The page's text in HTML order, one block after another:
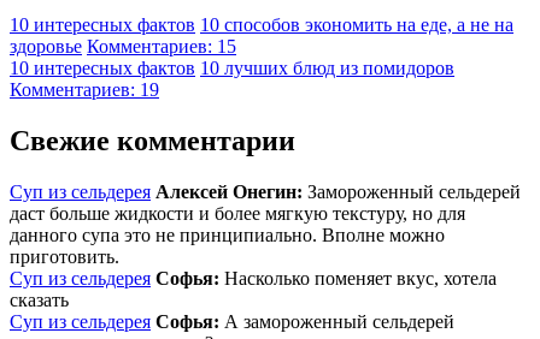
10 интересных фактов 10 способов экономить на еде, а не на
здоровье Комментариев: 15
10 интересных фактов 10 лучших блюд из помидоров
Комментариев: 19
Свежие комментарии
Суп из сельдерея Алексей Онегин: Замороженный сельдерей
даст больше жидкости и более мягкую текстуру, но для
данного супа это не принципиально. Вполне можно
приготовить.
Суп из сельдерея Софья: Насколько поменяет вкус, хотела
сказать
Суп из сельдерея Софья: А замороженный сельдерей